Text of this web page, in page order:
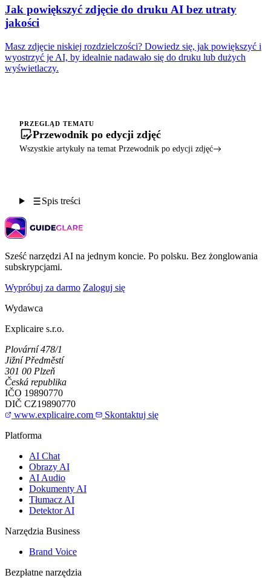
Jak powiększyć zdjęcie do druku AI bez utraty
jakości
Masz zdjęcie niskiej rozdzielczości? Dowiedz się, jak powiększyć i
wyostrzyć je AI, by idealnie nadawało się do druku lub dużych
wyświetlaczy.
PRZEGLĄD TEMATU
Przewodnik po edycji zdjęć
Wszystkie artykuły na temat Przewodnik po edycji zdjęć
Spis treści
Sześć narzędzi AI na jednym koncie. Po polsku. Bez żonglowania
subskrypcjami.
Wypróbuj za darmo Zaloguj się
Wydawca
Explicaire s.r.o.
Plovární 478/1
Jižní Předměstí
301 00 Plzeň
Česká republika
IČO 19890770
DIČ CZ19890770
www.explicaire.com
Skontaktuj się
Platforma
AI Chat
Obrazy AI
AI Audio
Dokumenty AI
Tłumacz AI
Detektor AI
Narzędzia Business
Brand Voice
Bezpłatne narzędzia